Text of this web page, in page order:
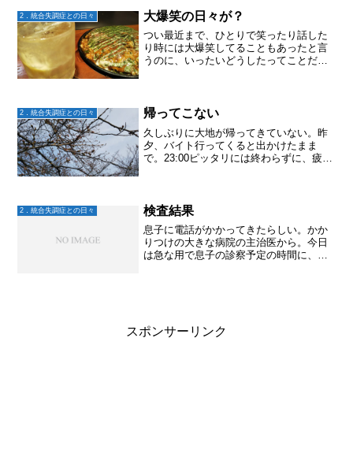
2．統合失調症との日々 大爆笑の日々が？
つい最近まで、ひとりで笑ったり話した
り時には大爆笑してることもあったと言
うのに、いったいどうしたってことだろ
しまってるんじゃないかと...
2．統合失調症との日々 帰ってこない
久しぶりに大地が帰ってきていない。昨
夕、バイト行ってくると出かけたまま
で。23:00ピッタリには終わらずに、疲れ
言ってそのまま寝直し...
2．統合失調症との日々 検査結果
息子に電話がかかってきたらしい。かか
りつけの大きな病院の主治医から。今日
は急な用で息子の診察予定の時間に、他
スポンサーリンク